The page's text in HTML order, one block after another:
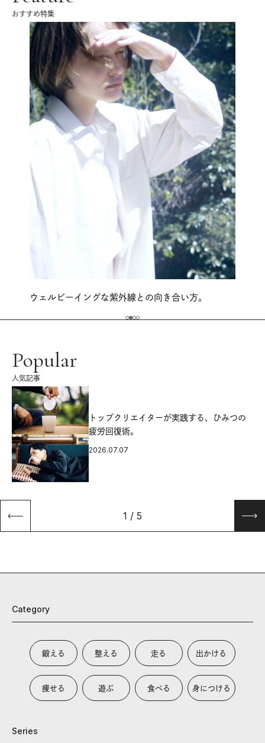
おすすめ特集
ウェルビーイングな紫外線との向き合い方。
Popular
人気記事
トップクリエイターが実践する、ひみつの
疲労回復術。
2026.07.07
1 / 5
Category
鍛える 整える 走る 出かける
痩せる 遊ぶ 食べる 身につける
Series